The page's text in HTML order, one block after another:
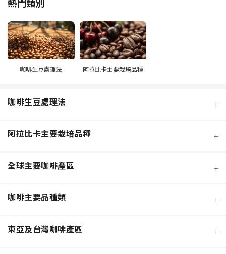
咖啡生豆處理法 阿拉比卡主要栽培品種
咖啡生豆處理法 +
阿拉比卡主要栽培品種 +
全球主要咖啡產區 +
咖啡主要品種類 +
東亞及台灣咖啡產區 +